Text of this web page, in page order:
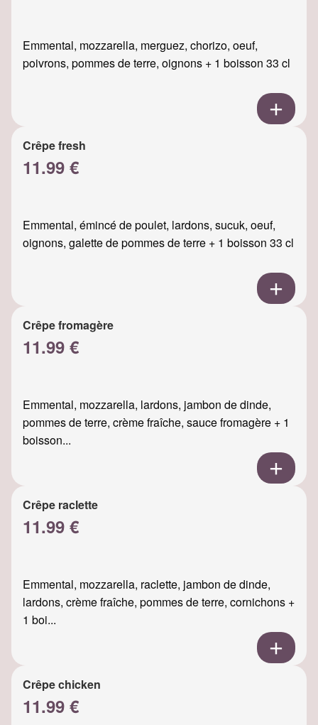
Emmental, mozzarella, merguez, chorizo, oeuf,
poivrons, pommes de terre, oignons + 1 boisson 33 cl
Crêpe fresh
11.99 €
Emmental, émincé de poulet, lardons, sucuk, oeuf,
oignons, galette de pommes de terre + 1 boisson 33 cl
Crêpe fromagère
11.99 €
Emmental, mozzarella, lardons, jambon de dinde,
pommes de terre, crème fraîche, sauce fromagère + 1
boisson...
Crêpe raclette
11.99 €
Emmental, mozzarella, raclette, jambon de dinde,
lardons, crème fraîche, pommes de terre, cornichons +
1 boi...
Crêpe chicken
11.99 €